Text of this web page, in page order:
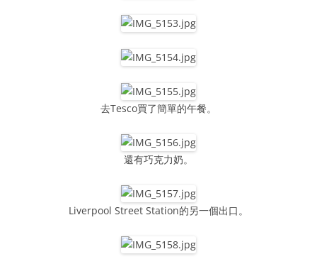
去Tesco買了簡單的午餐。
還有巧克力奶。
Liverpool Street Station的另一個出口。